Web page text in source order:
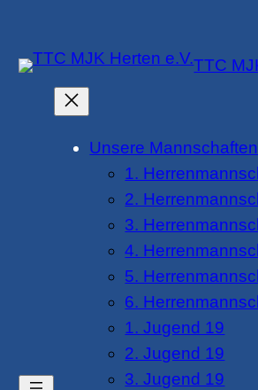
springen
TTC
Unsere Mannschaften
1.
2.
3.
4.
5.
6.
1. Jugend 19
2. Jugend 19
3. Jugend 19